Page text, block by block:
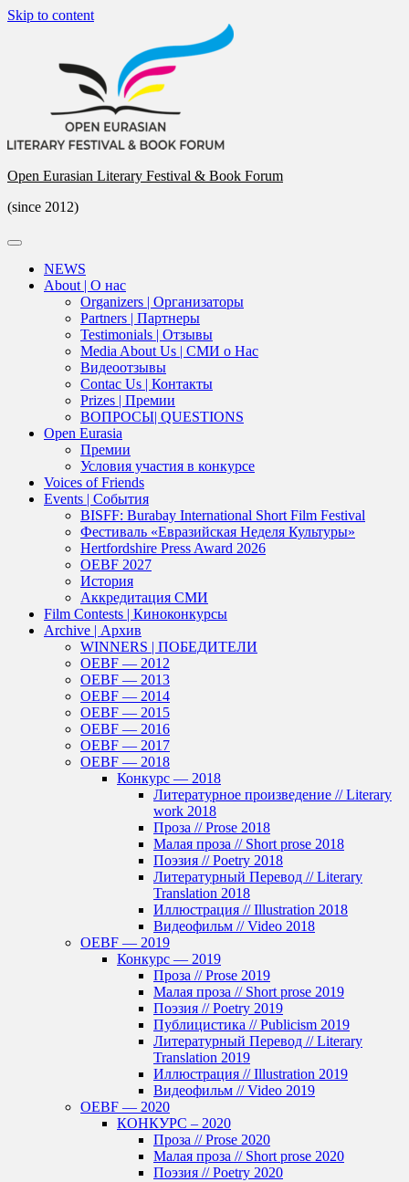
Skip to content
Open Eurasian Literary Festival & Book Forum
(since 2012)
NEWS
About | О нас
Organizers | Организаторы
Partners | Партнеры
Testimonials | Отзывы
Media About Us | СМИ о Нас
Видеоотзывы
Contac Us | Контакты
Prizes | Премии
ВОПРОСЫ| QUESTIONS
Open Eurasia
Премии
Условия участия в конкурсе
Voices of Friends
Events | События
BISFF: Burabay International Short Film Festival
Фестиваль «Евразийская Неделя Культуры»
Hertfordshire Press Award 2026
OEBF 2027
История
Аккредитация СМИ
Film Contests | Киноконкурсы
Archive | Архив
WINNERS | ПОБЕДИТЕЛИ
OEBF — 2012
OEBF — 2013
OEBF — 2014
OEBF — 2015
OEBF — 2016
OEBF — 2017
OEBF — 2018
Конкурс — 2018
Литературное произведение // Literary
work 2018
Проза // Prose 2018
Малая проза // Short prose 2018
Поэзия // Poetry 2018
Литературный Перевод // Literary
Translation 2018
Иллюстрация // Illustration 2018
Видеофильм // Video 2018
OEBF — 2019
Конкурс — 2019
Проза // Prose 2019
Малая проза // Short prose 2019
Поэзия // Poetry 2019
Публицистика // Publicism 2019
Литературный Перевод // Literary
Translation 2019
Иллюстрация // Illustration 2019
Видеофильм // Video 2019
OEBF — 2020
КОНКУРС – 2020
Проза // Prose 2020
Малая проза // Short prose 2020
Поэзия // Poetry 2020